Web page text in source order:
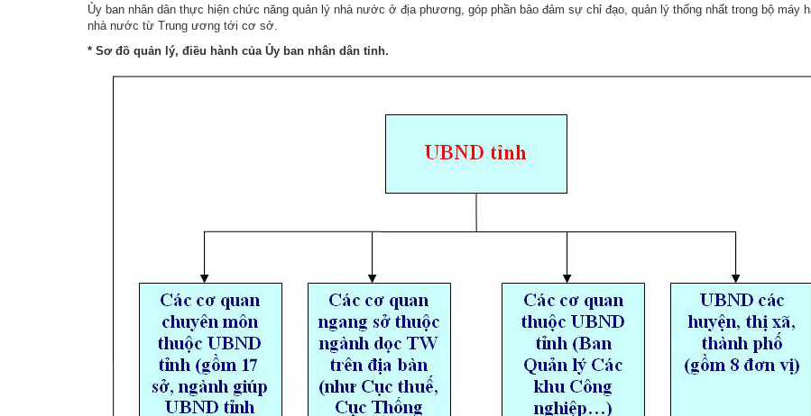
Truyền thống văn hoá
Thông báo
Ủy ban nhân dân thực hiện chức năng quản lý nhà nước ở địa phương, góp phần bảo đảm sự chỉ đạo, quản lý thống nhất trong bộ máy
nhà nước từ Trung ương tới cơ sở.
* Sơ đồ quản lý, điều hành của Ủy ban nhân dân tỉnh.